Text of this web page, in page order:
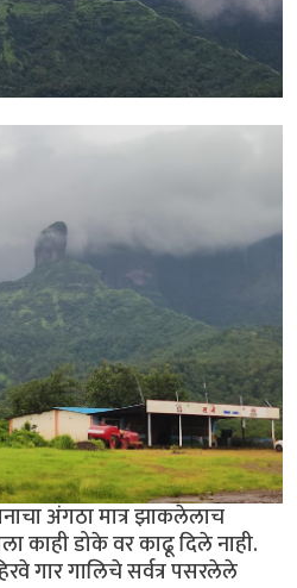
अंगठा मात्र झाकलेलाच
काही डोके वर काढू दिले नाही.
गार गालिचे सर्वत्र पसरलेले